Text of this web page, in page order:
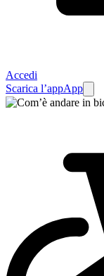
Accedi
Scarica l’appApp